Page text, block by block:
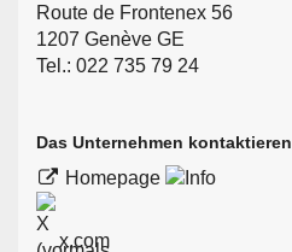
Route de Frontenex 56
1207 Genève GE
Tel.: 022 735 79 24
Das Unternehmen kontaktieren
Homepage
x.com